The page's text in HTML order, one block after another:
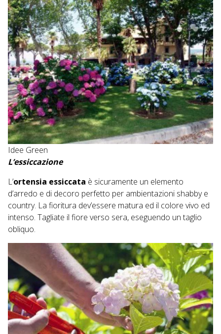
Idee Green
L’essiccazione
L’ortensia essiccata è sicuramente un elemento
d’arredo e di decoro perfetto per ambientazioni shabby e
country. La fioritura dev’essere matura ed il colore vivo ed
intenso. Tagliate il fiore verso sera, eseguendo un taglio
obliquo.